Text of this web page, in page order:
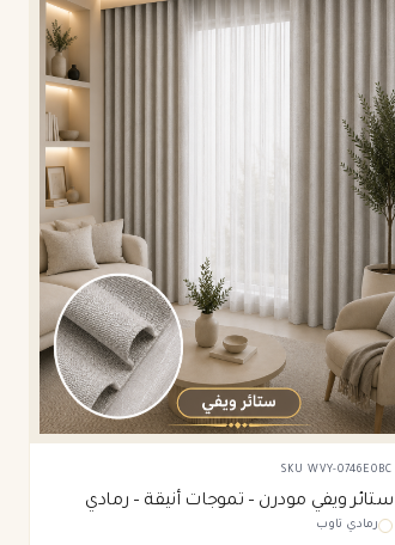
SKU WVY-0746E0BC
ستائر ويفي مودرن – تموجات أنيقة – رمادي
تاوب
رمادي تاوب